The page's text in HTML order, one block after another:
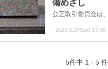
2025.3.29(Sat) 19:00
備めざし
公正取引委員会は
5件中 1 - 5